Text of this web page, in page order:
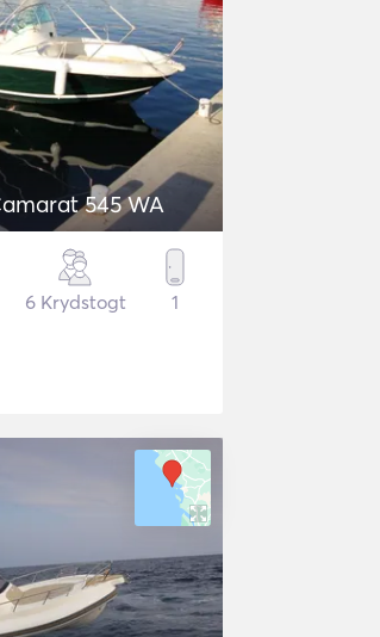
Jeanneau Cap Camarat 545 WA
6 Krydstogt 1